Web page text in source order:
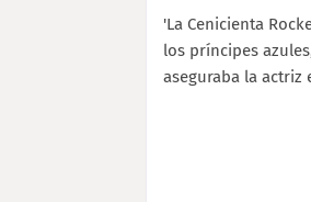
'La Cenicienta
los príncipes
aseguraba la actriz